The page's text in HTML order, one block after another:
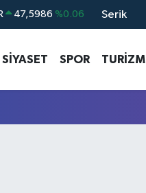
47,5986 %0.06
64,2438 %0.21
6513.94 %0.32
Serik
SİYASET SPOR TURİZM